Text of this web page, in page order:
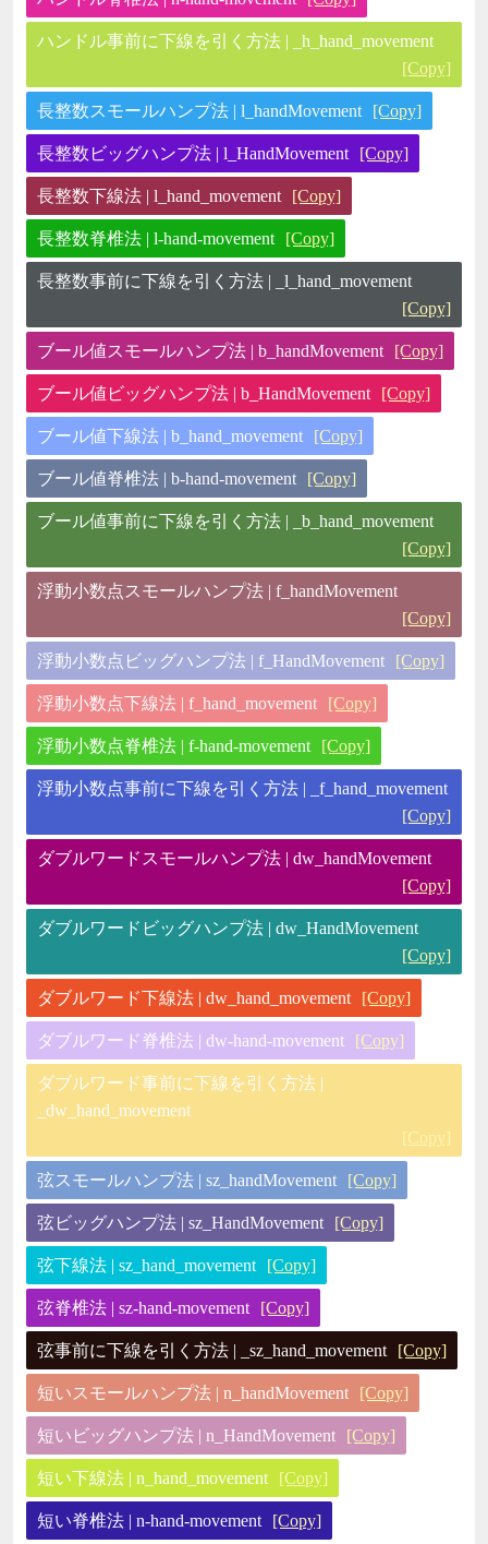
ハンドル事前に下線を引く方法 | _h_hand_movement
[Copy]
長整数スモールハンプ法 | l_handMovement [Copy]
長整数ビッグハンプ法 | l_HandMovement [Copy]
長整数下線法 | l_hand_movement [Copy]
長整数脊椎法 | l-hand-movement [Copy]
長整数事前に下線を引く方法 | _l_hand_movement
[Copy]
ブール値スモールハンプ法 | b_handMovement [Copy]
ブール値ビッグハンプ法 | b_HandMovement [Copy]
ブール値下線法 | b_hand_movement [Copy]
ブール値脊椎法 | b-hand-movement [Copy]
ブール値事前に下線を引く方法 | _b_hand_movement
[Copy]
浮動小数点スモールハンプ法 | f_handMovement
[Copy]
浮動小数点ビッグハンプ法 | f_HandMovement [Copy]
浮動小数点下線法 | f_hand_movement [Copy]
浮動小数点脊椎法 | f-hand-movement [Copy]
浮動小数点事前に下線を引く方法 | _f_hand_movement
[Copy]
ダブルワードスモールハンプ法 | dw_handMovement
[Copy]
ダブルワードビッグハンプ法 | dw_HandMovement
[Copy]
ダブルワード下線法 | dw_hand_movement [Copy]
ダブルワード脊椎法 | dw-hand-movement [Copy]
ダブルワード事前に下線を引く方法 |
_dw_hand_movement
[Copy]
弦スモールハンプ法 | sz_handMovement [Copy]
弦ビッグハンプ法 | sz_HandMovement [Copy]
弦下線法 | sz_hand_movement [Copy]
弦脊椎法 | sz-hand-movement [Copy]
弦事前に下線を引く方法 | _sz_hand_movement [Copy]
短いスモールハンプ法 | n_handMovement [Copy]
短いビッグハンプ法 | n_HandMovement [Copy]
短い下線法 | n_hand_movement [Copy]
短い脊椎法 | n-hand-movement [Copy]